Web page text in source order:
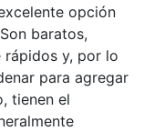
opción
baratos,
rápidos y, por lo
para agregar
tienen el